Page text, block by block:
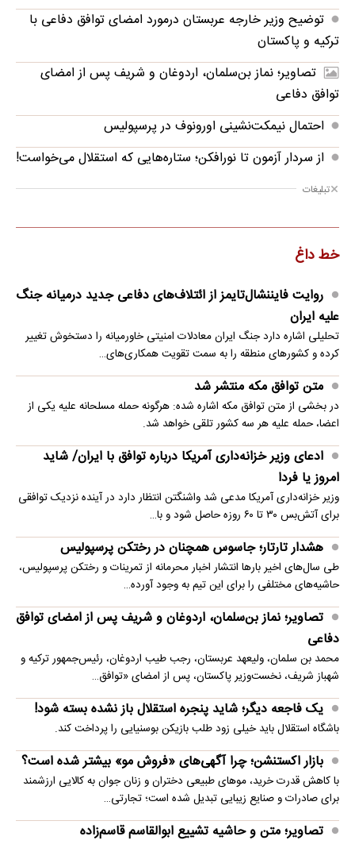
توضیح وزیر خارجه عربستان درمورد امضای توافق دفاعی با
ترکیه و پاکستان
تصاویر؛ نماز بن‌سلمان، اردوغان و شریف پس از امضای
توافق دفاعی
احتمال نیمکت‌نشینی اورونوف در پرسپولیس
از سردار آزمون تا نورافکن؛ ستاره‌هایی که استقلال می‌خواست!
تبلیغات
خط داغ
روایت فایننشال‌تایمز از ائتلاف‌های دفاعی جدید درمیانه جنگ
علیه ایران
تحلیلی اشاره دارد جنگ ایران معادلات امنیتی خاورمیانه را دستخوش تغییر
کرده و کشورهای منطقه را به سمت تقویت همکاری‌های…
متن توافق مکه منتشر شد
در بخشی از متن توافق مکه اشاره شده: هرگونه حمله مسلحانه علیه یکی از
اعضا، حمله علیه هر سه کشور تلقی خواهد شد.
ادعای وزیر خزانه‌داری آمریکا درباره توافق با ایران/ شاید
امروز یا فردا
وزیر خزانه‌داری آمریکا مدعی شد واشنگتن انتظار دارد در آینده نزدیک توافقی
برای آتش‌بس ۳۰ تا ۶۰ روزه حاصل شود و با…
هشدار تارتار؛ جاسوس همچنان در رختکن پرسپولیس
طی سال‌های اخیر بارها انتشار اخبار محرمانه از تمرینات و رختکن پرسپولیس،
حاشیه‌های مختلفی را برای این تیم به وجود آورده…
تصاویر؛ نماز بن‌سلمان، اردوغان و شریف پس از امضای توافق
دفاعی
محمد بن سلمان، ولیعهد عربستان، رجب طیب اردوغان، رئیس‌جمهور ترکیه و
شهباز شریف، نخست‌وزیر پاکستان، پس از امضای «توافق…
یک فاجعه دیگر؛ شاید پنجره استقلال باز نشده بسته شود!
باشگاه استقلال باید خیلی زود طلب بازیکن بوسنیایی را پرداخت کند.
بازار اکستنشن؛ چرا آگهی‌های «فروش مو» بیشتر شده است؟
با کاهش قدرت خرید، موهای طبیعی دختران و زنان جوان به کالایی ارزشمند
برای صادرات و صنایع زیبایی تبدیل شده است؛ تجارتی…
تصاویر؛ متن و حاشیه تشییع ابوالقاسم قاسم‌زاده